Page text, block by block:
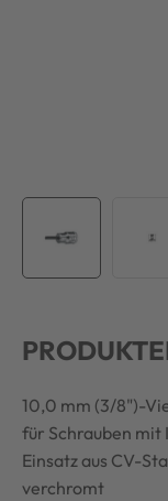
10,0 mm (3/8")-
für Schrauben
Einsatz aus CV-
verchromt